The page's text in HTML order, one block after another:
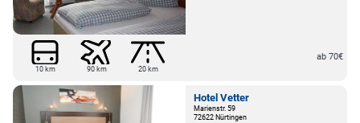
10 km 90 km 20 km
ab 70€
Hotel Vetter
Marienstr. 59
72622 Nürtingen